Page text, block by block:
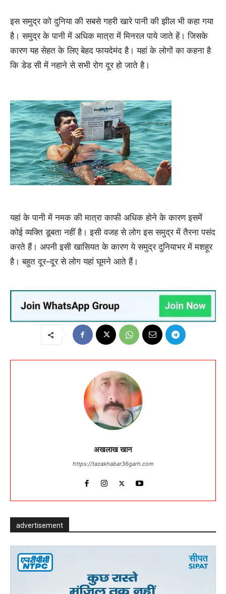
इस समुद्र को दुनिया की सबसे गहरी खारे पानी की झील भी कहा गया
है। समुद्र के पानी में अधिक मात्रा में मिनरल पाये जाते हें। जिसके
कारण यह सेहत के लिए बेहद फायदेमंद है। यहां के लोगों का कहना है
कि डेड सी में नहाने से सभी रोग दूर हो जाते है।
यहां के पानी में नमक की मात्रा काफी अधिक होने के कारण इसमें
कोई व्यक्ति डूबता नहीं है। इसी वजह से लोग इस समुद्र में तैरना पसंद
करते हैं। अपनी इसी खासियत के कारण ये समुद्र दुनियाभर में मशहूर
है। बहुत दूर-दूर से लोग यहां घूमने आते हैं।
अखलाख खान
https://tazakhabar36garh.com
advertisement